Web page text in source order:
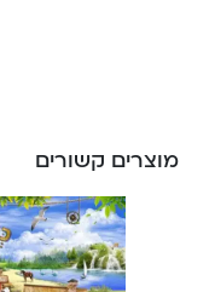
מוצרים קשורים